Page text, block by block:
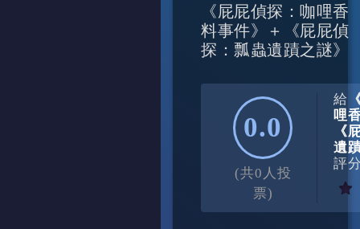
《屁屁偵探：咖哩香
料事件》＋《屁屁偵
探：瓢蟲遺蹟之謎》
0.0
(共0人投
票)
給
哩
《
遺
評